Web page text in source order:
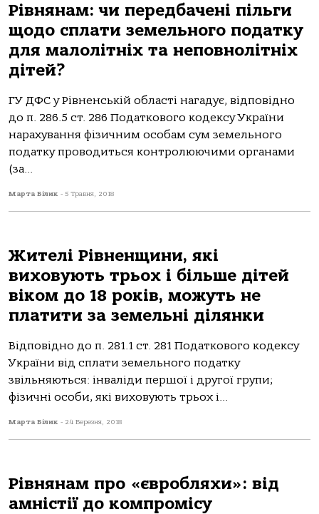
Рівнянам: чи передбачені пільги
щодо сплати земельного податку
для малолітніх та неповнолітніх
дітей?
ГУ ДФС у Рівненській області нагадує, відповідно
до п. 286.5 ст. 286 Податкового кодексу України
нарахування фізичним особам сум земельного
податку проводиться контролюючими органами
(за...
Марта Білик - 5 Травня, 2018
Жителі Рівненщини, які
виховують трьох і більше дітей
віком до 18 років, можуть не
платити за земельні ділянки
Відповідно до п. 281.1 ст. 281 Податкового кодексу
України від сплати земельного податку
звільняються: інваліди першої і другої групи;
фізичні особи, які виховують трьох і...
Марта Білик - 24 Березня, 2018
Рівнянам про «євробляхи»: від
амністії до компромісу